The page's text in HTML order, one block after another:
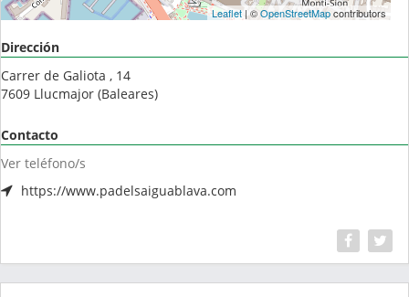
Leaflet| ©OpenStreetMapcontributors
Dirección
Carrer de Galiota , 14
7609 Llucmajor (Baleares)
Contacto
Ver teléfono/s
https://www.padelsaiguablava.com